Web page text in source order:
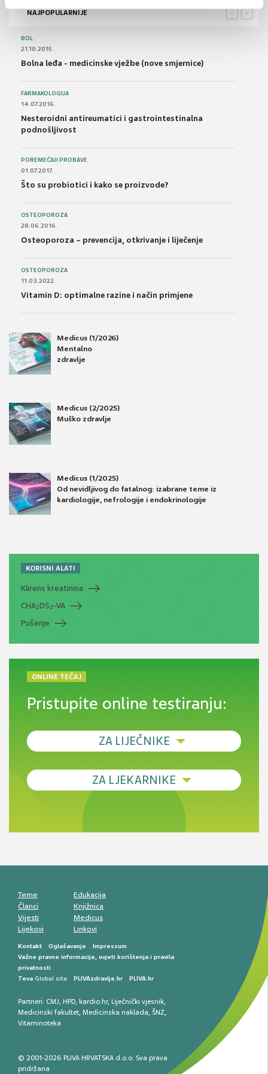
NAJPOPULARNIJE >
<
BOL
21.10.2015.
Bolna leđa - medicinske vježbe (nove smjernice)
FARMAKOLOGIJA
14.07.2016.
Nesteroidni antireumatici i gastrointestinalna
podnošljivost
POREMEĆAJI PROBAVE
01.07.2017.
Što su probiotici i kako se proizvode?
OSTEOPOROZA
28.06.2016.
Osteoporoza – prevencija, otkrivanje i liječenje
OSTEOPOROZA
11.03.2022.
Vitamin D: optimalne razine i način primjene
Medicus (1/2026)
Mentalno
zdravlje
Medicus (2/2025)
Muško zdravlje
Medicus (1/2025)
Od nevidljivog do fatalnog: izabrane teme iz
kardiologije, nefrologije i endokrinologije
KORISNI ALATI
Klirens kreatinina
CHA2DS2-VA
Pušenje
ONLINE TEČAJ
Pristupite online testiranju:
ZA LIJEČNIKE
Debljina - od prevencije do personalizirane
Novi pogled na migrenu: komorbiditeti, spolne
razlike i nove terapije
smetnji do rane onkološke dijagnostike
ZA LJEKARNIKE
Antikoagulansi u ljekarničkoj praksi –
Teme
Članci
Vijesti
Lijekovi
Edukacija
Knjižnica
Medicus
Linkovi
Kontakt Oglašavanje
Impressum
Važne pravne informacije, uvjeti korištenja i pravila
privatnosti
Teva Global site PLIVAzdravlje.hr PLIVA.hr
Partneri: CMJ, HPD, kardio.hr, Liječnički vjesnik,
Medicinski fakultet, Medicinska naklada, ŠNZ,
Vitaminoteka
© 2001-2026 PLIVA HRVATSKA d.o.o. Sva prava
pridržana